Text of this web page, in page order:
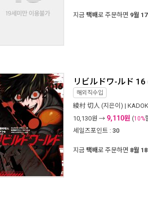
지금 택배로 주문하면 9월
リビルドワ-ルド
해외직수입
綾村 切人 (지은이) |
10,130원 → 9,110원 (10%
세일즈포인트 : 30
지금 택배로 주문하면 8월